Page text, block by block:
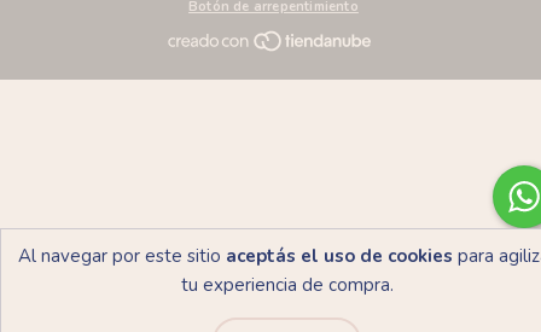
Al navegar por este sitio aceptás el uso de cookies para
tu experiencia de compra.
Botón de arrepentimiento